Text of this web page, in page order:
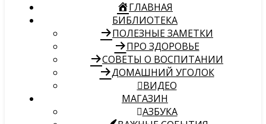
ГЛАВНАЯ
БИБЛИОТЕКА
ПОЛЕЗНЫЕ ЗАМЕТКИ
ПРО ЗДОРОВЬЕ
СОВЕТЫ О ВОСПИТАНИИ
ДОМАШНИЙ УГОЛОК
ВИДЕО
МАГАЗИН
АЗБУКА